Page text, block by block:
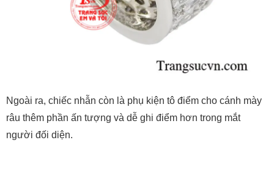
Ngoài ra, chiếc nhẫn còn là phụ kiện tô điểm cho cánh mày
râu thêm phần ấn tượng và dễ ghi điểm hơn trong mắt
người đối diện.